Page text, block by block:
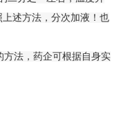
述方法，分次加液！也
法，药企可根据自身实